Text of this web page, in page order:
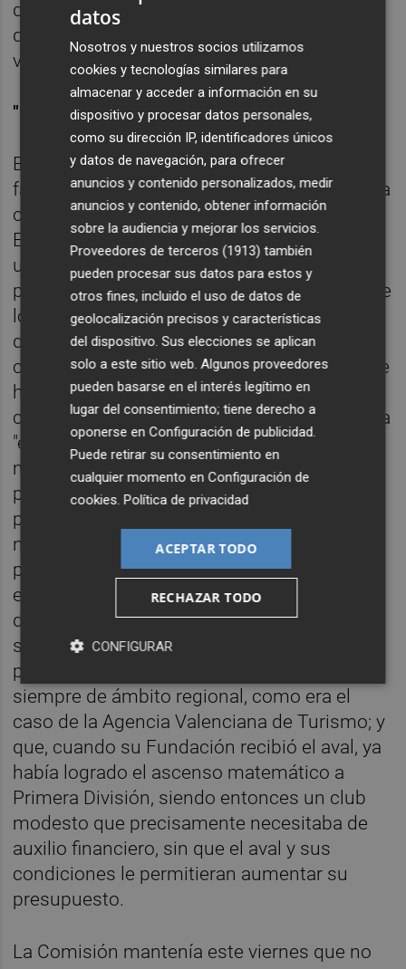
del aval y, por tanto, impertinentes para la
determinación de la existencia de una
ventaja.
"No se falseó la competencia"
El Hércules también defendía que el ya
famoso aval no había tenido efectos sobre la
competencia y sobre los intercambios entre
Estados miembros, además de no depararle
una ventaja. El club recordaba que no
participaba en competiciones europeas ; que
los ingresos derivados de la cesión de sus
derechos de televisión no son objeto de
competencia transfronteriza, además de que
hasta 2015 cuando se introdujo su
comercialización centralizada su importe era
"extremadamente bajo" y los clubes
modestos los vendían a una sola empresa y
por un precio determinado a partir de
parámetros que no estaban sujetos a
negociación; que en los ingresos por
patrocinios deportivos y otras formas de
explotación de su marca no se puede hablar
de competencia en el ámbito comunitario,
siendo buena prueba de ello que los
patrocinadores del Hércules habían sido
siempre de ámbito regional, como era el
caso de la Agencia Valenciana de Turismo; y
que, cuando su Fundación recibió el aval, ya
había logrado el ascenso matemático a
Primera División, siendo entonces un club
modesto que precisamente necesitaba de
auxilio financiero, sin que el aval y sus
condiciones le permitieran aumentar su
presupuesto.
La Comisión mantenía este viernes que no
datos
Nosotros y nuestros socios utilizamos
cookies y tecnologías similares para
almacenar y acceder a información en su
dispositivo y procesar datos personales,
como su dirección IP, identificadores únicos
y datos de navegación, para ofrecer
anuncios y contenido personalizados, medir
anuncios y contenido, obtener información
sobre la audiencia y mejorar los servicios.
Proveedores de terceros (1913) también
pueden procesar sus datos para estos y
otros fines, incluido el uso de datos de
geolocalización precisos y características
del dispositivo. Sus elecciones se aplican
solo a este sitio web. Algunos proveedores
pueden basarse en el interés legítimo en
lugar del consentimiento; tiene derecho a
oponerse enConfiguración de publicidad.
Puede retirar su consentimiento en
cualquier momento enConfiguración de
cookies.Política de privacidad
ACEPTAR TODO
RECHAZAR TODO
CONFIGURAR